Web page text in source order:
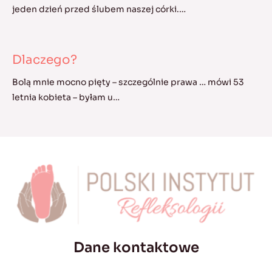
jeden dzień przed ślubem naszej córki.…
Dlaczego?
Bolą mnie mocno pięty – szczególnie prawa … mówi 53
letnia kobieta – byłam u…
Dane kontaktowe